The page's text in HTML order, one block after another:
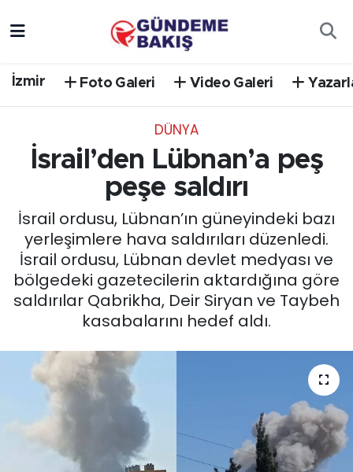
İzmir Foto Galeri Video Galeri
DÜNYA
İsrail’den Lübnan’a peş
peşe saldırı
İsrail ordusu, Lübnan’ın güneyindeki bazı
yerleşimlere hava saldırıları düzenledi.
İsrail ordusu, Lübnan devlet medyası ve
bölgedeki gazetecilerin aktardığına göre
saldırılar Qabrikha, Deir Siryan ve Taybeh
kasabalarını hedef aldı.
EĞİTİM
EKONOMİ
English News
KÜLTÜR SANAT
MAGAZİN
POLİTİKA
Süper Lig Puan Durumu ve Fikstür
Tüm Manşetler
Son Dakika Haberleri
Haber Arşivi